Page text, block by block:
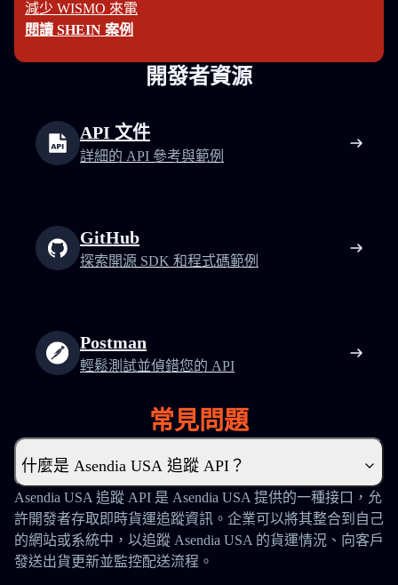
減少 WISMO 來電
閱讀 SHEIN 案例
開發者資源
API 文件
詳細的 API 參考與範例
GitHub
探索開源 SDK 和程式碼範例
Postman
輕鬆測試並偵錯您的 API
常見問題
什麼是 Asendia USA 追蹤 API？
Asendia USA 追蹤 API 是 Asendia USA 提供的一種接口，允
許開發者存取即時貨運追蹤資訊。企業可以將其整合到自己
的網站或系統中，以追蹤 Asendia USA 的貨運情況、向客戶
發送出貨更新並監控配送流程。